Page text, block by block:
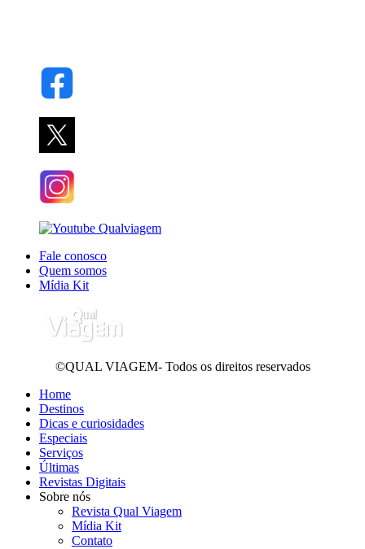
Fale conosco
Quem somos
Mídia Kit
©QUAL VIAGEM- Todos os direitos reservados
Home
Destinos
Dicas e curiosidades
Especiais
Serviços
Últimas
Revistas Digitais
Sobre nós
Revista Qual Viagem
Mídia Kit
Contato